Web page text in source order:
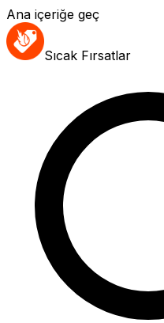
Ana içeriğe geç
Sıcak Fırsatlar